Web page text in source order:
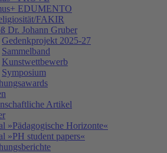
EDUMENTO
FAKIR
Dr. Johann Gruber
Gedenkprojekt 2025-27
Sammelband
Kunstwettbewerb
Symposium
Artikel
»Pädagogische Horizonte«
»PH student papers«